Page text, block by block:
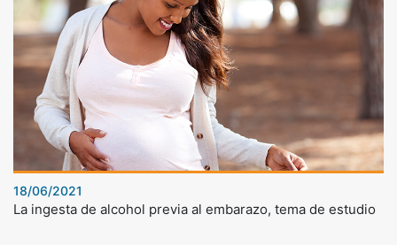
18/06/2021
La ingesta de alcohol previa al embarazo, tema de estudio